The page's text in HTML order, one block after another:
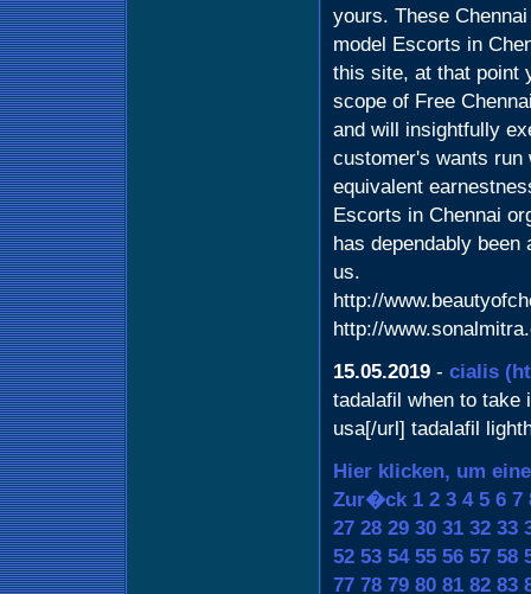
yours. These
model Escorts in
this site, at that point
scope of Free
and will insightfully
customer's wants
equivalent
Escorts in Chennai
has dependably
us.
http://
http://
15.05.2019 - cialis
tadalafil when to
usa[/url] tadalafil
Hier klicken, um
Zur�ck 1 2 3 4 5 6 7
27 28 29 30 31 32 33
52 53 54 55 56 57 58
77 78 79 80 81 82 83